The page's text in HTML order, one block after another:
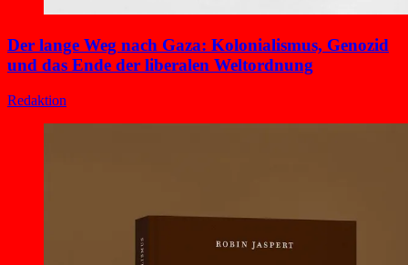
Der lange Weg nach Gaza: Kolonialismus, Genozid
und das Ende der liberalen Weltordnung
Redaktion